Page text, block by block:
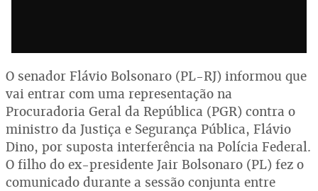
O senador Flávio Bolsonaro (PL-RJ) informou que
vai entrar com uma representação na
Procuradoria Geral da República (PGR) contra o
ministro da Justiça e Segurança Pública, Flávio
Dino, por suposta interferência na Polícia Federal.
O filho do ex-presidente Jair Bolsonaro (PL) fez o
comunicado durante a sessão conjunta entre